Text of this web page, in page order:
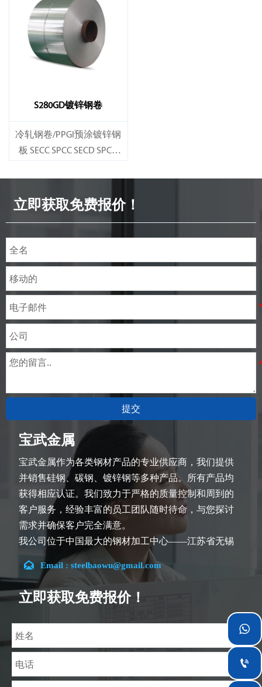
S280GD镀锌钢卷
冷轧钢卷/PPGI预涂镀锌钢
板 SECC SPCC SECD SPCD
立即获取免费报价！
提交
宝武金属
宝武金属作为各类钢材产品的专业供应商，我们提供
并销售硅钢、碳钢、镀锌钢等多种产品。所有产品均
获得相应认证。我们致力于严格的质量控制和周到的
客户服务，经验丰富的员工团队随时待命，与您探讨
需求并确保客户完全满意。
我公司位于中国最大的钢材加工中心——江苏省无锡
市。团队深耕行业14余年，在各类硅钢项目上具有丰
富经验，熟悉CE、SGS等多种硅钢标准。我们可根据
特殊需求进行设计定制，并确保安全性、高效性及合
理价格。目前我们已逐步扩展至五座专业配送仓库和
钢材加工设施，为全球采矿、建筑、工程及通用制造
业提供专业服务。
 Email : steelbaowu@gmail.com
立即获取免费报价！

